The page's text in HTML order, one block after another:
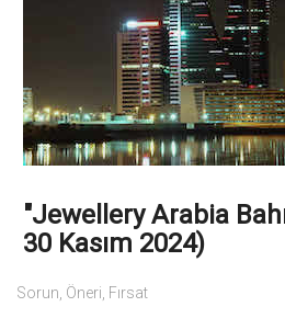
"Jewellery Arabia
30 Kasım 2024)
Sorun, Öneri, Fırsat